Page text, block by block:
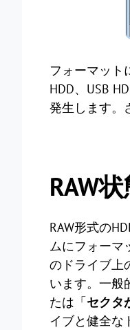
フォーマット
HDD、USB
発生します。
RAW
RAW形式の
ムにフォーマ
のドライブ上
います。一般
たは「セクタ
イブと健全な